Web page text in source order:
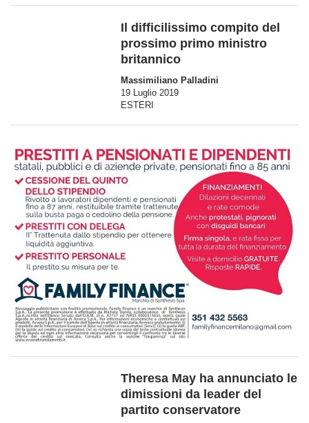
Il difficilissimo compito del
prossimo primo ministro
britannico
Massimiliano Palladini
19 Luglio 2019
ESTERI
Theresa May ha annunciato le
dimissioni da leader del
partito conservatore